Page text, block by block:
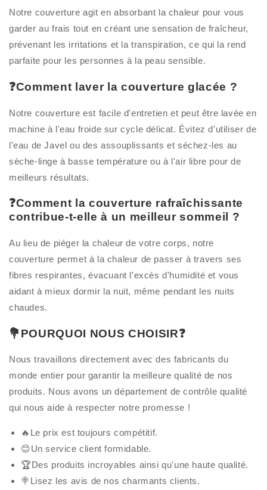
Notre couverture agit en absorbant la chaleur pour vous
garder au frais tout en créant une sensation de fraîcheur,
prévenant les irritations et la transpiration, ce qui la rend
parfaite pour les personnes à la peau sensible.
❓Comment laver la couverture glacée ?
Notre couverture est facile d'entretien et peut être lavée en
machine à l'eau froide sur cycle délicat. Évitez d'utiliser de
l'eau de Javel ou des assouplissants et séchez-les au
sèche-linge à basse température ou à l'air libre pour de
meilleurs résultats.
❓Comment la couverture rafraîchissante
contribue-t-elle à un meilleur sommeil ?
Au lieu de piéger la chaleur de votre corps, notre
couverture permet à la chaleur de passer à travers ses
fibres respirantes, évacuant l'excès d'humidité et vous
aidant à mieux dormir la nuit, même pendant les nuits
chaudes.
💐POURQUOI NOUS CHOISIR❓
Nous travaillons directement avec des fabricants du
monde entier pour garantir la meilleure qualité de nos
produits. Nous avons un département de contrôle qualité
qui nous aide à respecter notre promesse !
🔥Le prix est toujours compétitif.
😊Un service client formidable.
🏆Des produits incroyables ainsi qu'une haute qualité.
🍭Lisez les avis de nos charmants clients.